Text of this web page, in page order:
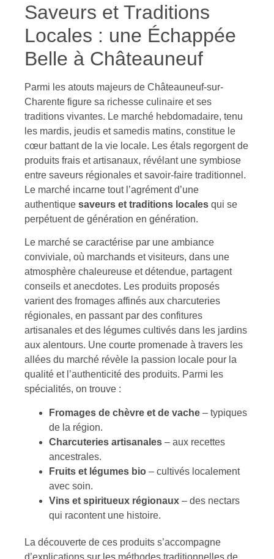
Saveurs et Traditions
Locales : une Échappée
Belle à Châteauneuf
Parmi les atouts majeurs de Châteauneuf-sur-
Charente figure sa richesse culinaire et ses
traditions vivantes. Le marché hebdomadaire, tenu
les mardis, jeudis et samedis matins, constitue le
cœur battant de la vie locale. Les étals regorgent de
produits frais et artisanaux, révélant une symbiose
entre saveurs régionales et savoir-faire traditionnel.
Le marché incarne tout l’agrément d’une
authentique saveurs et traditions locales qui se
perpétuent de génération en génération.
Le marché se caractérise par une ambiance
conviviale, où marchands et visiteurs, dans une
atmosphère chaleureuse et détendue, partagent
conseils et anecdotes. Les produits proposés
varient des fromages affinés aux charcuteries
régionales, en passant par des confitures
artisanales et des légumes cultivés dans les jardins
aux alentours. Une courte promenade à travers les
allées du marché révèle la passion locale pour la
qualité et l’authenticité des produits. Parmi les
spécialités, on trouve :
Fromages de chèvre et de vache – typiques
de la région.
Charcuteries artisanales – aux recettes
ancestrales.
Fruits et légumes bio – cultivés localement
avec soin.
Vins et spiritueux régionaux – des nectars
qui racontent une histoire.
La découverte de ces produits s’accompagne
d’explications sur les méthodes traditionnelles de